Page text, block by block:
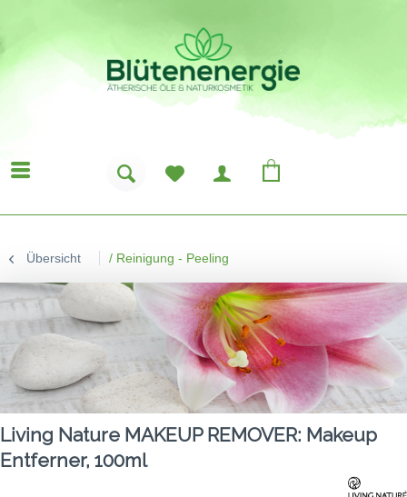
Übersicht / Reinigung - Peeling
Living Nature MAKEUP REMOVER: Makeup
Entferner, 100ml